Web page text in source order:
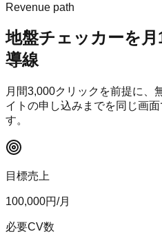
Revenue path
地盤チェッカーを
導線
月間3,000クリックを前提に、
イトの申し込みまでを同じ画
す。
目標売上
100,000円/月
必要CV数